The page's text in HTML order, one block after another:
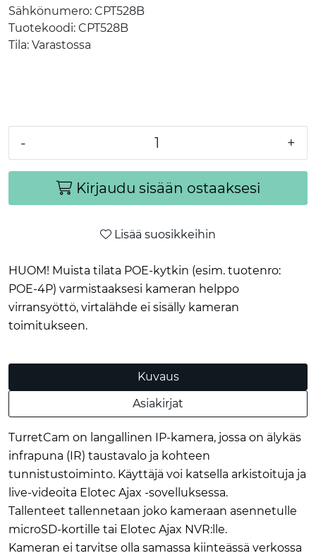
Sähkönumero: CPT528B
Tuotekoodi: CPT528B
Tila: Varastossa
- +
Kirjaudu sisään ostaaksesi
Lisää suosikkeihin
HUOM! Muista tilata POE-kytkin (esim. tuotenro:
POE-4P) varmistaaksesi kameran helppo
virransyöttö, virtalähde ei sisälly kameran
toimitukseen.
Kuvaus
Asiakirjat
TurretCam on langallinen IP-kamera, jossa on älykäs
infrapuna (IR) taustavalo ja kohteen
tunnistustoiminto. Käyttäjä voi katsella arkistoituja ja
live-videoita Elotec Ajax -sovelluksessa.
Tallenteet tallennetaan joko kameraan asennetulle
microSD-kortille tai Elotec Ajax NVR:lle.
Kameran ei tarvitse olla samassa kiinteässä verkossa